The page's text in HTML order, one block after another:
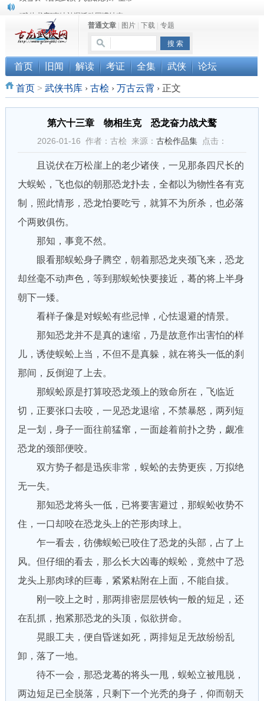
《古龙小说原貌探究》修订版已上市
顾雪衣《古龙武侠小说知见录》上市
普通文章| 图片| 下载| 专题
首页 旧闻 解读 考证 全集 武侠 论坛
首页> 武侠书库 › 古桧 › 万古云霄 ›正文
第六十三章 物相生克 恐龙奋力战犬鹜
2026-01-16 作者：古桧 来源： 古桧作品集点击：
且说伏在万松崖上的老少诸侠，一见那条四尺长的
大蜈蚣，飞也似的朝那恐龙扑去，全都以为物性各有克
制，照此情形，恐龙怕要吃亏，就算不为所杀，也必落
个两败俱伤。
那知，事竟不然。
眼看那蜈蚣身子腾空，朝着那恐龙夹颈飞来，恐龙
却丝毫不动声色，等到那蜈蚣快要接近，蓦的将上半身
朝下一矮。
看样子像是对蜈蚣有些忌惮，心怯退避的情景。
那知恐龙并不是真的速缩，乃是故意作出害怕的样
儿，诱使蜈蚣上当，不但不是真躲，就在将头一低的刹
那间，反倒迎了上去。
那蜈蚣原是打算咬恐龙颈上的致命所在，飞临近
切，正要张口去咬，一见恐龙退缩，不禁暴怒，两列短
足一划，身子一面往前猛窜，一面趁着前扑之势，觑准
恐龙的颈部便咬。
双方势子都是迅疾非常，蜈蚣的去势更疾，万拟绝
无一失。
那知恐龙将头一低，已将要害避过，那蜈蚣收势不
住，一口却咬在恐龙头上的芒形肉球上。
乍一看去，彷佛蜈蚣已咬住了恐龙的头部，占了上
风。但仔细的看去，那么长大凶毒的蜈蚣，竟然中了恐
龙头上那肉球的巨毒，紧紧粘附在上面，不能自拔。
刚一咬上之时，那两排密层层铁钩一般的短足，还
在乱抓，抱紧那恐龙的头顶，似欲拼命。
晃眼工夫，便自昏迷如死，两排短足无故纷纷乱
卸，落了一地。
待不一会，那恐龙蓦的将头一甩，蜈蚣立被甩脱，
两边短足已全脱落，只剩下一个光秃的身子，仰而朝天